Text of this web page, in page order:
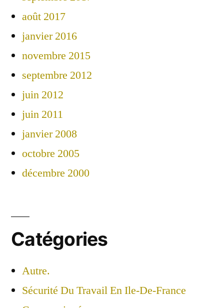
août 2017
janvier 2016
novembre 2015
septembre 2012
juin 2012
juin 2011
janvier 2008
octobre 2005
décembre 2000
Catégories
Autre.
Sécurité Du Travail En Ile-De-France